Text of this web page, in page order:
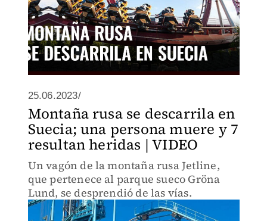
25.06.2023/
Montaña rusa se descarrila en
Suecia; una persona muere y 7
resultan heridas | VIDEO
Un vagón de la montaña rusa Jetline,
que pertenece al parque sueco Gröna
Lund, se desprendió de las vías.